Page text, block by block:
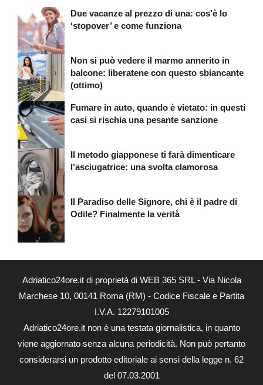
Due vacanze al prezzo di una: cos’è lo
‘stopover’ e come funziona
Non si può vedere il marmo annerito in
balcone: liberatene con questo sbiancante
(ottimo)
Fumare in auto, quando è vietato: in questi
casi si rischia una pesante sanzione
Il metodo giapponese ti farà dimenticare
l’asciugatrice: una svolta clamorosa
Il Paradiso delle Signore, chi è il padre di
Odile? Finalmente la verità
Adriatico24ore.it di proprietà di WEB 365 SRL - Via Nicola
Marchese 10, 00141 Roma (RM) - Codice Fiscale e Partita
I.V.A. 12279101005
Adriatico24ore.it non è una testata giornalistica, in quanto
viene aggiornato senza alcuna periodicità. Non può pertanto
considerarsi un prodotto editoriale ai sensi della legge n. 62
del 07.03.2001